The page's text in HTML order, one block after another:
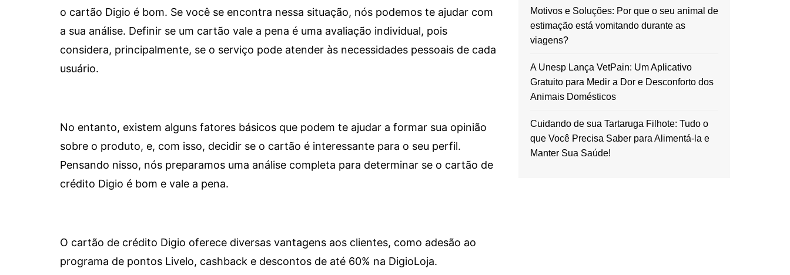
o cartão Digio é bom. Se você se encontra nessa situação, nós podemos te ajudar com
a sua análise. Definir se um cartão vale a pena é uma avaliação individual, pois
considera, principalmente, se o serviço pode atender às necessidades pessoais de cada
usuário.
No entanto, existem alguns fatores básicos que podem te ajudar a formar sua opinião
sobre o produto, e, com isso, decidir se o cartão é interessante para o seu perfil.
Pensando nisso, nós preparamos uma análise completa para determinar se o cartão de
crédito Digio é bom e vale a pena.
O cartão de crédito Digio oferece diversas vantagens aos clientes, como adesão ao
programa de pontos Livelo, cashback e descontos de até 60% na DigioLoja.
Motivos e Soluções: Por que o seu animal de
estimação está vomitando durante as
viagens?
A Unesp Lança VetPain: Um Aplicativo
Gratuito para Medir a Dor e Desconforto dos
Animais Domésticos
Cuidando de sua Tartaruga Filhote: Tudo o
que Você Precisa Saber para Alimentá-la e
Manter Sua Saúde!